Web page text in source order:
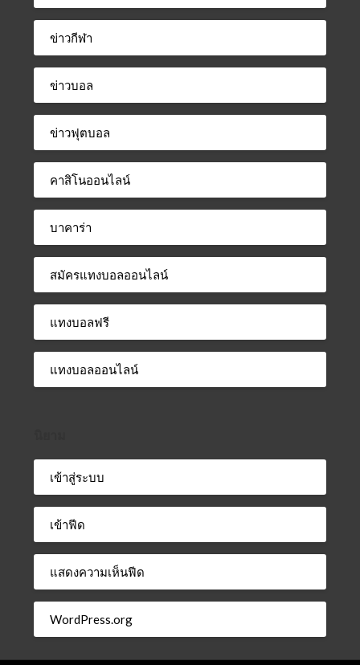
ข่าวกีฬา
ข่าวบอล
ข่าวฟุตบอล
คาสิโนออนไลน์
บาคาร่า
สมัครแทงบอลออนไลน์
แทงบอลฟรี
แทงบอลออนไลน์
เข้าสู่ระบบ
เข้าฟีด
แสดงความเห็นฟีด
WordPress.org